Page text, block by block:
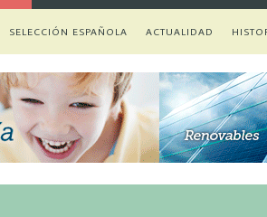
SELECCIÓN ESPAÑOLA ACTUALIDAD